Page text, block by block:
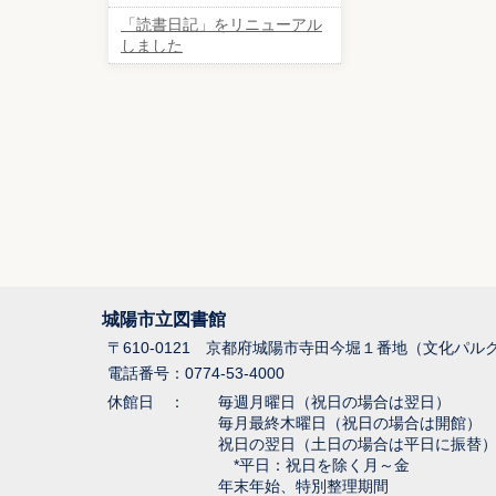
「読書日記」をリニューアル
しました
城陽市立図書館
〒610-0121 京都府城陽市寺田今堀１番地（文化パル
電話番号：0774-53-4000
休館日 ：
毎週月曜日（祝日の場合は翌日）
毎月最終木曜日（祝日の場合は開館）
祝日の翌日（土日の場合は平日に振替）
*平日：祝日を除く月～金
年末年始、特別整理期間